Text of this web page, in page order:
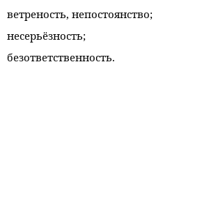
ветреность, непостоянство;
несерьёзность;
безответственность.